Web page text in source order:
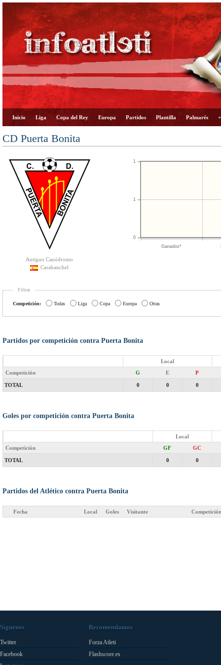
Inicio Liga Copa del Rey Europa Partidos Plantilla Palmarés
CD Puerta Bonita
Antiguo Canódromo
Carabanchel
Ganados*
0
1
1
Filtrar
Competición: Todas Liga Copa Europa Otras
Partidos por competición contra Puerta Bonita
Local
Competición
G E P
TOTAL 0 0 0
Goles por competición contra Puerta Bonita
Local
Competición
GF GC
TOTAL 0 0
Partidos del Atlético contra Puerta Bonita
Fecha Local Goles Visitante Competición
Síguenos
Twitter
Facebook
Recomendamos
Forza Atleti
Flashscore.es